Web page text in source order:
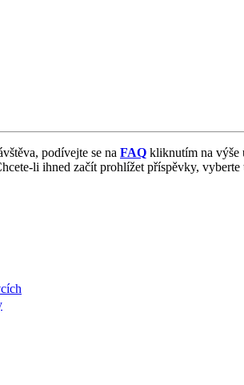
podívejte se na FAQ kliknutím na výše
li ihned začít prohlížet příspěvky,